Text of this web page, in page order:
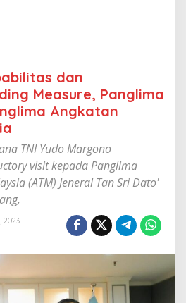
dan
Measure, Panglima
Angkatan
TNI Yudo Margono
visit kepada Panglima
(ATM) Jeneral Tan Sri Dato'
2023